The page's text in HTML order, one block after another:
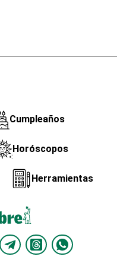
Cumpleaños
Horóscopos
Herramientas